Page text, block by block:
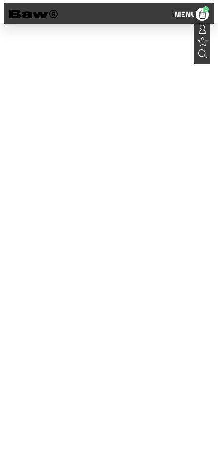
MENU 0